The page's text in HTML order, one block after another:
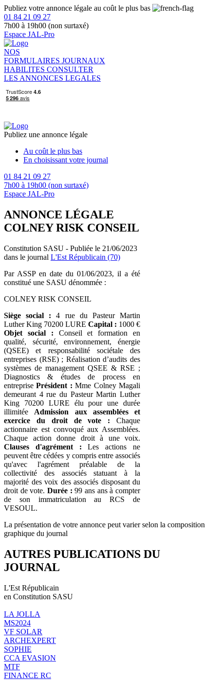
Publiez votre annonce légale au coût le plus bas
01 84 21 09 27
7h00 à 19h00 (non surtaxé)
Espace JAL-Pro
NOS
FORMULAIRES JOURNAUX
HABILITES CONSULTER
LES ANNONCES LEGALES
Publiez une annonce légale
Au coût le plus bas
En choisissant votre journal
01 84 21 09 27
7h00 à 19h00 (non surtaxé)
Espace JAL-Pro
ANNONCE LÉGALE
COLNEY RISK CONSEIL
Constitution SASU - Publiée le 21/06/2023
dans le journal L'Est Républicain (70)
Par ASSP en date du 01/06/2023, il a été
constitué une SASU dénommée :
COLNEY RISK CONSEIL
Siège social : 4 rue du Pasteur Martin
Luther King 70200 LURE Capital : 1000 €
Objet social : Conseil et formation en
qualité, sécurité, environnement, énergie
(QSEE) et responsabilité sociétale des
entreprises (RSE) ; Réalisation d’audits des
systèmes de management QSEE & RSE ;
Diagnostics & études de process en
entreprisePrésident : Mme Colney Magali
demeurant 4 rue du Pasteur Martin Luther
King 70200 LURE élu pour une durée
illimitée Admission aux assemblées et
exercice du droit de vote : Chaque
actionnaire est convoqué aux Assemblées.
Chaque action donne droit à une voix.
Clauses d'agrément : Les actions ne
peuvent être cédées y compris entre associés
qu'avec l'agrément préalable de la
collectivité des associés statuant à la
majorité des voix des associés disposant du
droit de vote. Durée : 99 ans ans à compter
de son immatriculation au RCS de
VESOUL.
La présentation de votre annonce peut varier selon la composition
graphique du journal
AUTRES PUBLICATIONS DU
JOURNAL
L'Est Républicain
en Constitution SASU
LA JOLLA
MS2024
VF SOLAR
ARCHEXPERT
SOPHIE
CCA EVASION
MTF
FINANCE RC